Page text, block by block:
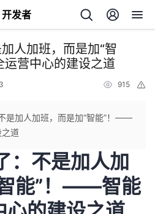
开发者
人加班，而是加“智
营中心的建设之道
915
是加人加班，而是加“智能”！——
道
：不是加人加
能”！——智能